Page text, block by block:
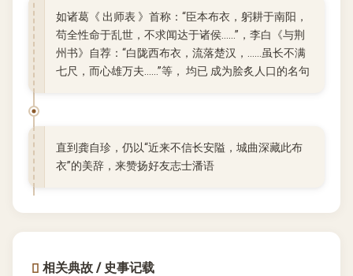
如诸葛《 出师表 》首称：“臣本布衣，躬耕于南阳，
苟全性命于乱世，不求闻达于诸侯……”，李白《与荆
州书》自荐：“白陇西布衣，流落楚汉，……虽长不满
七尺，而心雄万夫……”等， 均已 成为脍炙人口的名句
直到龚自珍，仍以“近来不信长安隘，城曲深藏此布
衣”的美辞，来赞扬好友志士潘语
相关典故 / 史事记载